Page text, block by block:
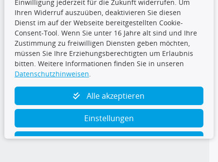
Folge uns
TecDoc Inside
Einwilligung jederzeit für die Zukunft widerrufen. Um
Ihren Widerruf auszuüben, deaktivieren Sie diesen
Dienst im auf der Webseite bereitgestellten Cookie-
Consent-Tool. Wenn Sie unter 16 Jahre alt sind und Ihre
Zustimmung zu freiwilligen Diensten geben möchten,
müssen Sie Ihre Erziehungsberechtigten um Erlaubnis
bitten. Weitere Informationen finden Sie in unseren
Datenschutzhinweisen.
Alle akzeptieren
Einstellungen
Ablehnen